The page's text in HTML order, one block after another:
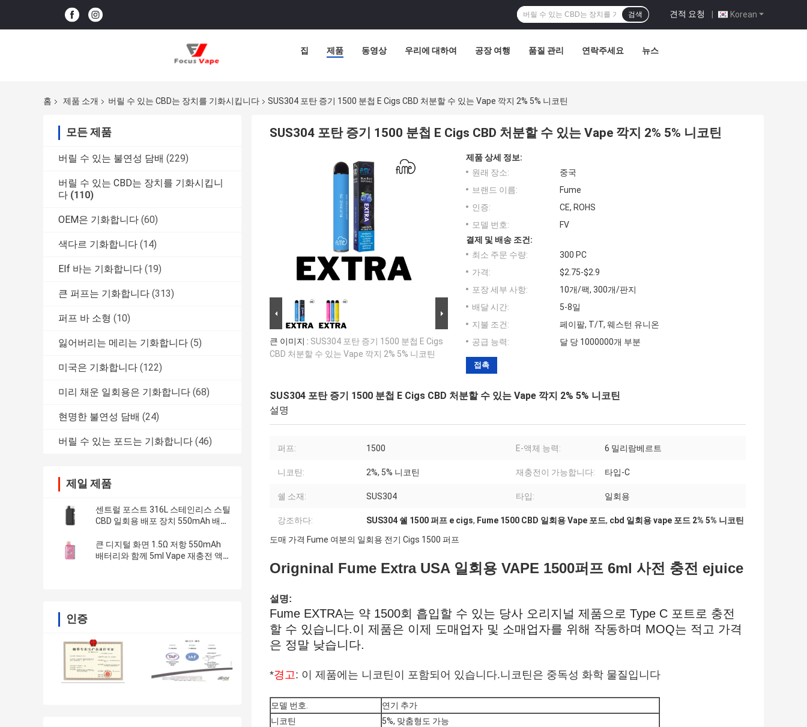
Korean
견적 요청 |
검색
집 제품 동영상 우리에 대하여 공장 여행 품질 관리 연락주세요 뉴스
홈 제품 소개 버릴 수 있는 CBD는 장치를 기화시킵니다 SUS304 포탄 증기 1500 분첩 E Cigs CBD 처분할 수 있는 Vape 깍지 2% 5% 니코틴
모든 제품
버릴 수 있는 불연성 담배 (229)
버릴 수 있는 CBD는 장치를 기화시킵니
다 (110)
OEM은 기화합니다 (60)
색다르 기화합니다 (14)
Elf 바는 기화합니다 (19)
큰 퍼프는 기화합니다 (313)
퍼프 바 소형 (10)
잃어버리는 메리는 기화합니다 (5)
미국은 기화합니다 (122)
미리 채운 일회용은 기화합니다 (68)
현명한 불연성 담배 (24)
버릴 수 있는 포드는 기화합니다 (46)
제일 제품
센트럴 포스트 316L 스테인리스 스틸
CBD 일회용 배포 장치 550mAh 배터
큰 디지털 화면 1.5Ω 저항 550mAh
배터리와 함께 5ml Vape 재충전 액
인증
SUS304 포탄 증기 1500 분첩 E Cigs CBD 처분할 수 있는 Vape 깍지 2% 5% 니코틴
큰 이미지 : SUS304 포탄 증기 1500 분첩 E Cigs
CBD 처분할 수 있는 Vape 깍지 2% 5% 니코틴
제품 상세 정보:
원래 장소:
중국
브랜드 이름:
Fume
인증:
CE, ROHS
모델 번호:
FV
결제 및 배송 조건:
최소 주문 수량:
300 PC
가격:
$2.75-$2.9
포장 세부 사항:
10개/팩, 300개/판지
배달 시간:
5-8일
지불 조건:
페이팔, T/T, 웨스턴 유니온
공급 능력:
달 당 1000000개 부분
접촉
SUS304 포탄 증기 1500 분첩 E Cigs CBD 처분할 수 있는 Vape 깍지 2% 5% 니코틴
설명
퍼프: 1500 E-액체 능력: 6 밀리람베르트
니코틴: 2%, 5% 니코틴 재충전이 가능합니다: 타입-C
쉘 소재: SUS304 타입: 일회용
강조하다: SUS304 쉘 1500 퍼프 e cigs, Fume 1500 CBD 일회용 Vape 포드, cbd 일회용 vape 포드 2% 5% 니코틴
도매 가격 Fume 여분의 일회용 전기 Cigs 1500 퍼프
Origninal Fume Extra USA 일회용 VAPE 1500퍼프 6ml 사전 충전 ejuice
설명:
Fume EXTRA는 약 1500회 흡입할 수 있는 당사 오리지널 제품으로 Type C 포트로 충전
할 수 있습니다.이 제품은 이제 도매업자 및 소매업자를 위해 작동하며 MOQ는 적고 가격
은 정말 낮습니다.
*경고: 이 제품에는 니코틴이 포함되어 있습니다.니코틴은 중독성 화학 물질입니다
모델 번호.
연기 추가
니코틴
5%, 맞춤형도 가능